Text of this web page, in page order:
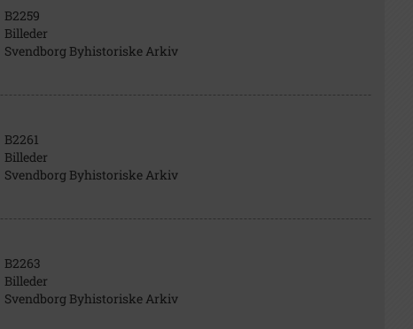
B2259
Billeder
Svendborg Byhistoriske Arkiv
B2261
Billeder
Svendborg Byhistoriske Arkiv
B2263
Billeder
Svendborg Byhistoriske Arkiv